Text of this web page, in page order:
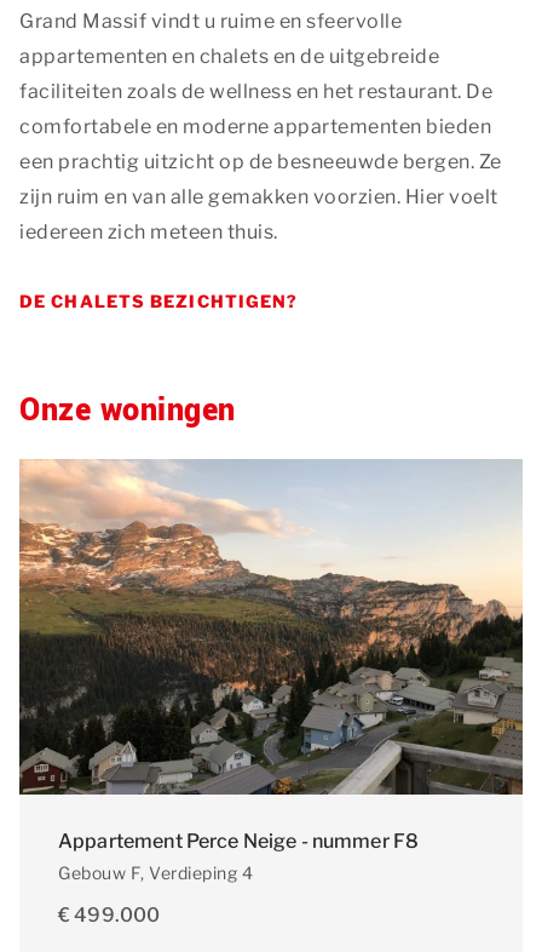
Grand Massif vindt u ruime en sfeervolle
appartementen en chalets en de uitgebreide
faciliteiten zoals de wellness en het restaurant. De
comfortabele en moderne appartementen bieden
een prachtig uitzicht op de besneeuwde bergen. Ze
zijn ruim en van alle gemakken voorzien. Hier voelt
iedereen zich meteen thuis.
DE CHALETS BEZICHTIGEN?
Onze woningen
Appartement Perce Neige - nummer F8
Gebouw F, Verdieping 4
€ 499.000